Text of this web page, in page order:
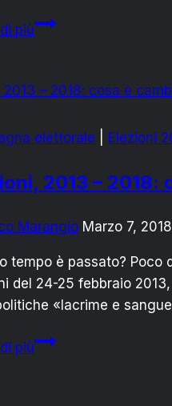
piùRicordando
sinistra
non
elettorale Elezioni
2013 – 2018:
Marangio Marzo 7, 2018
tempo è passato?
del 24-25 febbraio
«lacrime e
piùElezioni,